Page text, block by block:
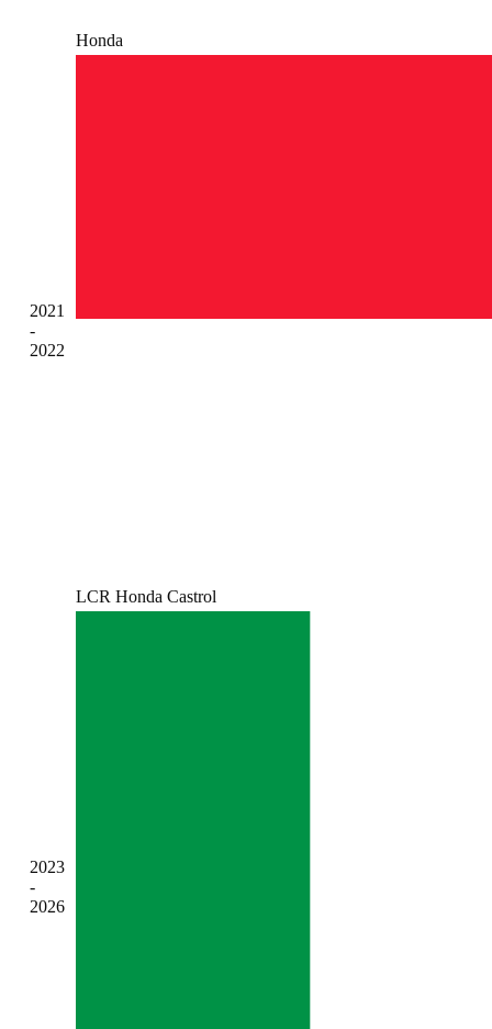
Honda
2021
-
2022
LCR Honda Castrol
2023
-
2026